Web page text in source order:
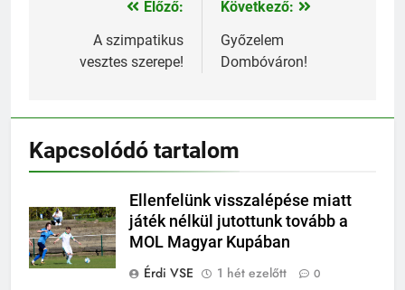
Bejegyzés
navigáció
Előző:
A szimpatikus
vesztes szerepe!
Következő:
Győzelem
Dombóváron!
Kapcsolódó tartalom
Ellenfelünk visszalépése miatt
játék nélkül jutottunk tovább a
MOL Magyar Kupában
Érdi VSE
1 hét ezelőtt 0